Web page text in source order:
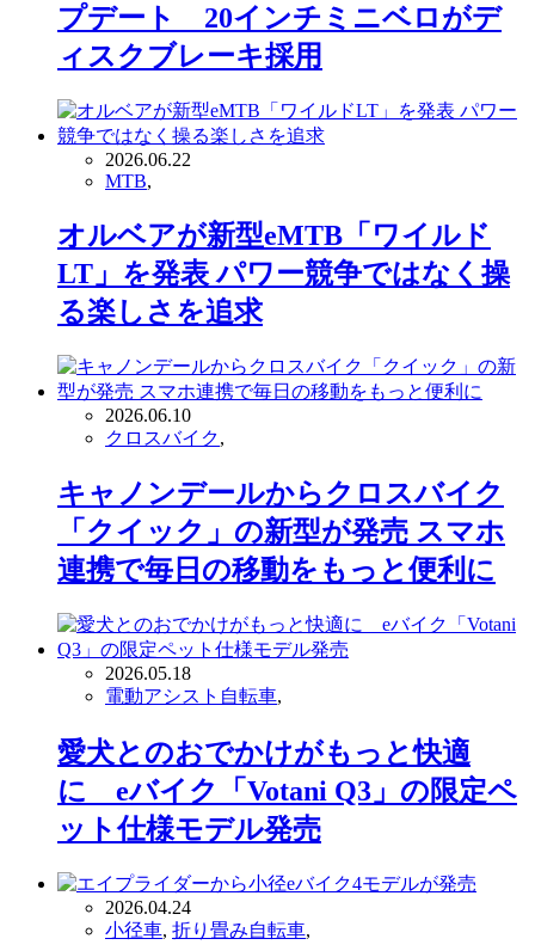
プデート 20インチミニベロがデ
ィスクブレーキ採用
2026.06.22
MTB,
オルベアが新型eMTB「ワイルド
LT」を発表 パワー競争ではなく操
る楽しさを追求
2026.06.10
クロスバイク,
キャノンデールからクロスバイク
「クイック」の新型が発売 スマホ
連携で毎日の移動をもっと便利に
2026.05.18
電動アシスト自転車,
愛犬とのおでかけがもっと快適
に eバイク「Votani Q3」の限定ペ
ット仕様モデル発売
2026.04.24
小径車, 折り畳み自転車,